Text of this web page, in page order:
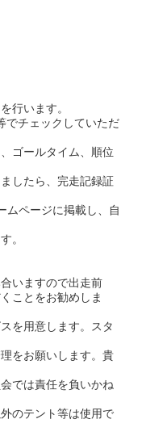
行います。
でチェックしていただ
ゴールタイム、順位
したら、完走記録証
ムページに掲載し、自
。
いますので出走前
ことをお勧めしま
を用意します。スタ
をお願いします。貴
では責任を負いかね
のテント等は使用で